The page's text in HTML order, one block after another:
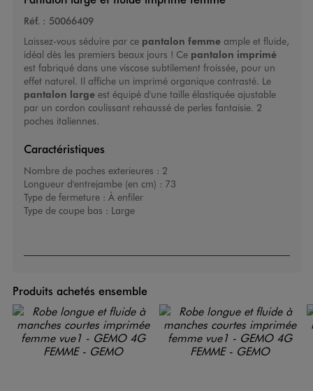
Réf. : 50066409
Laissez-vous séduire par ce pantalon femmeample et fluide,
idéal dès les premiers beaux jours ! Ce pantalon imprimé
est fabriqué dans une viscose subtilement froissée, pour un
effet naturel. Il affiche un imprimé organique contrasté. Le
pantalon largeest équipé d'une taille élastiquée ajustable
par un cordon coulissant rehaussé de perles fantaisie. 2
poches italiennes.
Caractéristiques
Nombre de poches exterieures : 2
Longueur d'entrejambe (en cm) : 73
Type de fermeture : À enfiler
Type de coupe bas : Large
Produits achetés ensemble